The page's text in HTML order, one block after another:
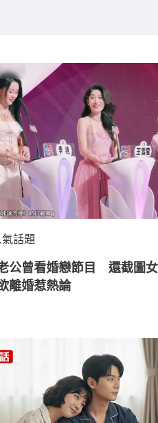
氣話題
公曾看婚戀節目 還截圖
離婚惹熱論